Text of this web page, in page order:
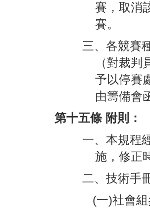
賽，取消
賽。
三、各競賽
（對裁
予以停賽
由籌備會
第十五條 附則：
一、本規程
施，修正
二、技術手
(一)社會